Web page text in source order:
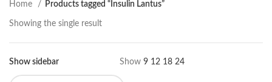
Home Products tagged “Insulin Lantus”
Showing the single result
Show sidebar Show 9 12 18 24